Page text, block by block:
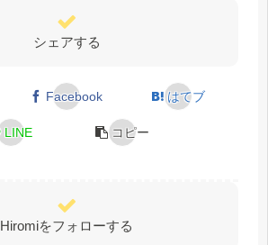
シェアする
Facebook はてブ
LINE コピー
Hiromiをフォローする